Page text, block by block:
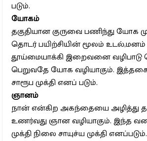
படும்.
யோகம்
தகுதியான குருவை பணிந்து யோக
தொடர் பயிற்சியின் மூலம்
தூய்மையாக்கி இறைவனை வழிபாடு
பெறுவதே யோக வழியாகும்.
சாரூப முக்தி எனப் படும்.
ஞானம்
நான் என்கிற அகந்தையை அழித்து
உணர்வது ஞான வழியாகும். இந்த
முக்தி நிலை சாயுச்ய முக்தி எனப்படும்.